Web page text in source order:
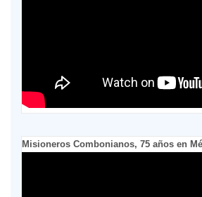
Misioneros Combonianos, 75 años en